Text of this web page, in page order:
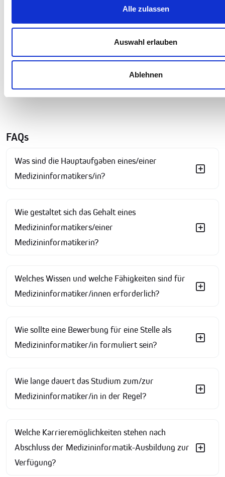
Alle zulassen
Auswahl erlauben
Ablehnen
in ganz Deutschland. Bewerber bieten wir
können auf welcher freien Stelle sie sich bewerben wollen. Volle
Kontrolle, ohne öffentliche Profile und das zu 100% kostenlos. Nutze
deine Chance auf eine neue Karriere in der Pflege. MEDEXCARE - die
die Bedürfnisse dieser Gruppe entwickelt und sorgt so für optimale
Ergebnisse bei der Jobsuche.
FAQs
Was sind die Hauptaufgaben eines/einer
Medizininformatikers/in?
Wie gestaltet sich das Gehalt eines
Medizininformatikers/einer
Medizininformatikerin?
Welches Wissen und welche Fähigkeiten sind für
Medizininformatiker/innen erforderlich?
Wie sollte eine Bewerbung für eine Stelle als
Medizininformatiker/in formuliert sein?
Wie lange dauert das Studium zum/zur
Medizininformatiker/in in der Regel?
Welche Karrieremöglichkeiten stehen nach
Abschluss der Medizininformatik-Ausbildung zur
Verfügung?